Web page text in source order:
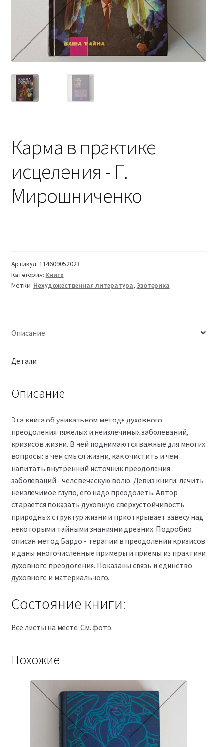
Карма в практике
исцеления - Г.
Мирошниченко
Артикул: 114609052023
Категория: Книги
Метки: Нехудожественная литература, Эзотерика
Описание
Детали
Описание
Эта книга об уникальном методе духовного
преодоления тяжелых и неизлечимых заболеваний,
кризисов жизни. В ней поднимаются важные для многих
вопросы: в чем смысл жизни, как очистить и чем
напитать внутренний источник преодоления
заболеваний - человеческую волю. Девиз книги: лечить
неизлечимое глупо, его надо преодолеть. Автор
старается показать духовную сверхустойчивость
природных структур жизни и приоткрывает завесу над
некоторыми тайными знаниями древних. Подробно
описан метод Бардо - терапии в преодолении кризисов
и даны многочисленные примеры и приемы из практики
духовного преодоления. Показаны связь и единство
духовного и материального.
Состояние книги:
Все листы на месте. См. фото.
Похожие